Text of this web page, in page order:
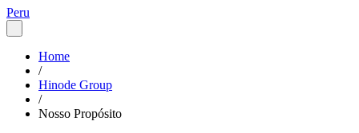
Peru
Home
/
Hinode Group
/
Nosso Propósito